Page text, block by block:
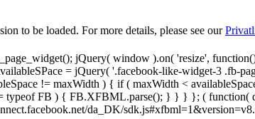
to be loaded. For more details, please see our
jQuery( window ).on( 'resize',
= jQuery( '.facebook-like-widget-3 .fb-
!= maxWidth ) { if ( maxWidth <
typeof FB ) { FB.XFBML.parse(); } } } }; (
da_DK/